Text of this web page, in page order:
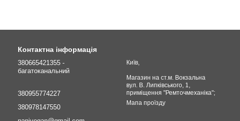
Контактна інформація
380665421355 -
багатоканальний
380955774227
380978147550
Київ,
Магазин на ст.м. Вокзальна
вул. В. Липківського, 1,
приміщення "Ремточмеханіка";
Мапа проїзду